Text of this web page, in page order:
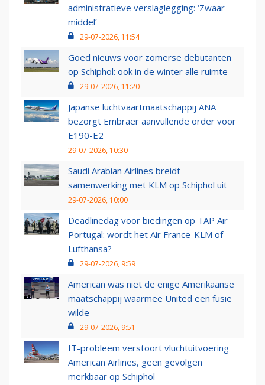
administratieve verslaglegging: ‘Zwaar
middel’
29-07-2026, 11:54
Goed nieuws voor zomerse debutanten
op Schiphol: ook in de winter alle ruimte
29-07-2026, 11:20
Japanse luchtvaartmaatschappij ANA
bezorgt Embraer aanvullende order voor
E190-E2
29-07-2026, 10:30
Saudi Arabian Airlines breidt
samenwerking met KLM op Schiphol uit
29-07-2026, 10:00
Deadlinedag voor biedingen op TAP Air
Portugal: wordt het Air France-KLM of
Lufthansa?
29-07-2026, 9:59
American was niet de enige Amerikaanse
maatschappij waarmee United een fusie
wilde
29-07-2026, 9:51
IT-probleem verstoort vluchtuitvoering
American Airlines, geen gevolgen
merkbaar op Schiphol